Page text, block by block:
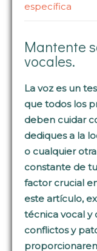
específica
Mantente
vocales.
La voz es un
que todos los
deben cuidar
dediques a la
o cualquier
constante de
factor crucial
este artículo,
técnica vocal y
conflictos y